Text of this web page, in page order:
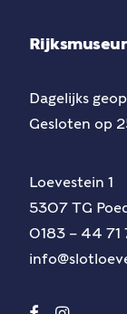
Dagelijks
Gesloten op
Loevestein 1
5307 TG
0183 – 44 71